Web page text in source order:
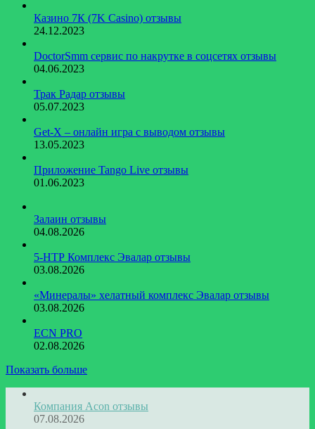
Казино 7К (7K Casino) отзывы
24.12.2023
DoctorSmm сервис по накрутке в соцсетях отзывы
04.06.2023
Трак Радар отзывы
05.07.2023
Get-X – онлайн игра с выводом отзывы
13.05.2023
Приложение Tango Live отзывы
01.06.2023
Залаин отзывы
04.08.2026
5-НТР Комплекс Эвалар отзывы
03.08.2026
«Минералы» хелатный комплекс Эвалар отзывы
03.08.2026
ECN PRO
02.08.2026
Показать больше
Компания Acon отзывы
07.08.2026